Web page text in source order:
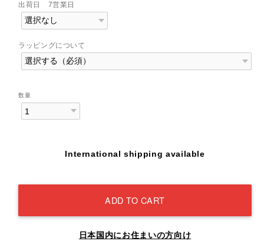
出荷日 7営業日
ラッピングについて
数量
International shipping available
ADD TO CART
日本国内にお住まいの方向け